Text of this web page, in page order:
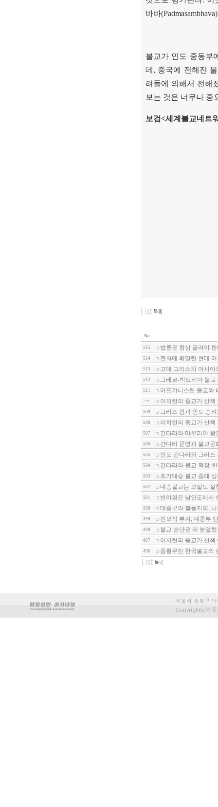
바바(Padmasambhava)
불교가 인도 중동부
데 , 중국에 전해진
려들에 의해서 전해
보는 것은 너무나 중
보검<세계불교네트
No
515 법륜은 항상 굴려야 한
514 전화에 휘말린 현대
513 고대 그리스와 아시아
512 그레코-박트리아 불교
511
아프가니스탄 불교와
이치란의 종교가 산책
509 그리스 왕과 인도 승
508 이치란의 종교가 산책
507 간다라와 마우리아 왕
506 간다라 문명과 불교문
505 인도 간다라와 그리스
504 간다라와 불교 확장 40
503 초기대승 불교 종래
502 대승불교는 보살도 실
501 반야경은 남인도에서
500 대중부와 활동지역,
499 진보적 부파, 대중부
498 불교 승단은 왜 분열했
497 이치란의 종교가 산책
496 종횡무진 한국불교의